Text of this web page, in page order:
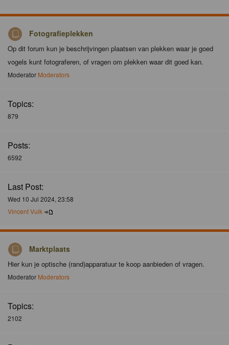
Fotografieplekken
Op dit forum kun je beschrijvingen plaatsen van plekken waar je goed
vogels kunt fotograferen, of vragen om plekken waar dit goed kan.
Moderator Moderators
Topics:
879
Posts:
6592
Last Post:
Wed 10 Jul 2024, 23:58
Vincent Vuik
Marktplaats
Hier kun je optische (rand)apparatuur te koop aanbieden of vragen.
Moderator Moderators
Topics:
2102